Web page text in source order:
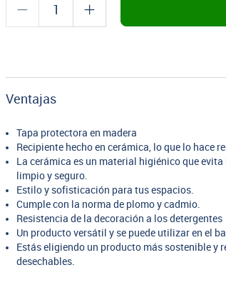
Ventajas
Tapa protectora en madera
Recipiente hecho en cerámica, lo que lo hace
La cerámica es un material higiénico que
limpio y seguro.
Estilo y sofisticación para tus espacios.
Cumple con la norma de plomo y cadmio.
Resistencia de la decoración a los detergentes
Un producto versátil y se puede utilizar en el
Estás eligiendo un producto más sostenible y
desechables.